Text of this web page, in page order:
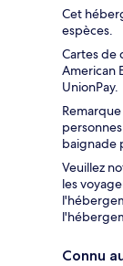
Cet
espèces.
Cartes de
American
UnionPay.
baignade
Veuillez
les
Connu